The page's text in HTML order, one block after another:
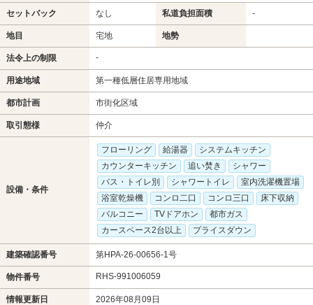
セットバック なし 私道負担面積 -
地目 宅地 地勢
法令上の制限 -
用途地域 第一種低層住居専用地域
都市計画 市街化区域
取引態様 仲介
設備・条件
フローリング 給湯器
システムキッチン
カウンターキッチン
追い焚き
シャワー
バス・トイレ別
シャワートイレ
室内洗濯機置場
浴室乾燥機
コンロ二口 コンロ三口
床下収納
バルコニー
TVドアホン
都市ガス
カースペース2台以上
プライスダウン
建築確認番号 第HPA-26-00656-1号
物件番号 RHS-991006059
情報更新日 2026年08月09日